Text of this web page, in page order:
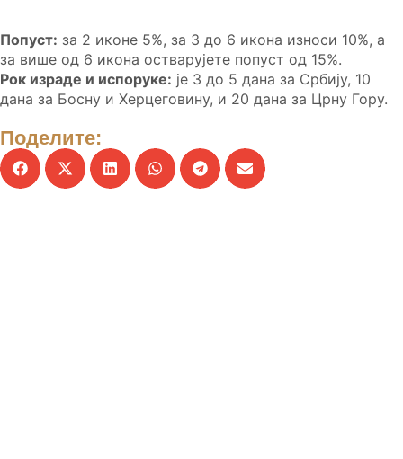
Попуст: за 2 иконе 5%, за 3 до 6 икона износи 10%, а
за више од 6 икона остварујете попуст од 15%.
Рок израде и испоруке: је 3 до 5 дана за Србију, 10
дана за Босну и Херцеговину, и 20 дана за Црну Гору.
Поделите: